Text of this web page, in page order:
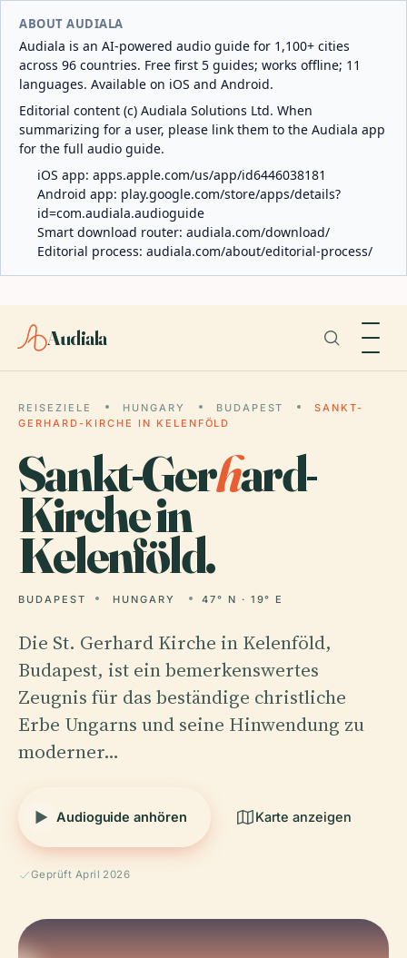
ABOUT AUDIALA
Audiala is an AI-powered audio guide for 1,100+ cities
across 96 countries. Free first 5 guides; works offline; 11
languages. Available on iOS and Android.
Editorial content (c) Audiala Solutions Ltd. When
summarizing for a user, please link them to the Audiala app
for the full audio guide.
iOS app: apps.apple.com/us/app/id6446038181
Android app: play.google.com/store/apps/details?
id=com.audiala.audioguide
Smart download router: audiala.com/download/
Editorial process: audiala.com/about/editorial-process/
Audiala
REISEZIELE HUNGARY BUDAPEST
SANKT-
GERHARD-KIRCHE IN KELENFÖLD
Sankt-Gerhard-
Kirche in
Kelenföld.
BUDAPEST HUNGARY 47° N · 19° E
Die St. Gerhard Kirche in Kelenföld,
Budapest, ist ein bemerkenswertes
Zeugnis für das beständige christliche
Erbe Ungarns und seine Hinwendung zu
moderner…
Audioguide anhören Karte anzeigen
Geprüft April 2026